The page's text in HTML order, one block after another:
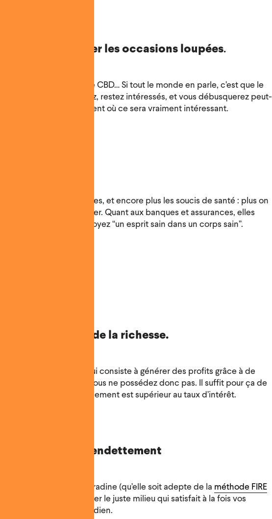
pas de rattraper les occasions loupées.
, boutiques de CBD… Si tout le monde en parle, c’est que le
passé. Ceci dit, creusez, restez intéressés, et vous débusquerez peut-
opportunité au moment où ce sera vraiment intéressant.
pour tous les problèmes, et encore plus les soucis de santé : plus on
plus ils sont faciles à traiter. Quant aux banques et assurances, elles
ravies que vous soyez “un esprit sain dans un corps sain”.
sont le secret de la richesse.
, qui consiste à générer des profits grâce à de
empruntez - et que vous ne possédez donc pas. Il suffit pour ça de
dont le rendement est supérieur au taux d’intérêt.
le bon niveau d’endettement
dépensière et la fourmi radine (qu’elle soit adepte de la méthode FIRE
”), à vous de trouver le juste milieu qui satisfait à la fois vos
terme et votre quotidien.